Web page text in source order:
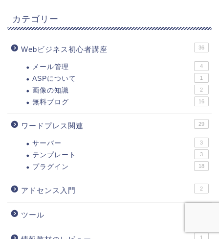
カテゴリー
Webビジネス初心者講座 36
メール管理 4
ASPについて 1
画像の知識 2
無料ブログ 16
ワードプレス関連 29
サーバー 3
テンプレート 3
プラグイン 18
アドセンス入門 2
ツール
1